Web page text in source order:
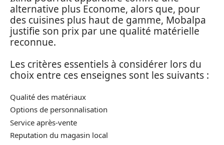
alternative plus Econome, alors que, pour
des cuisines plus haut de gamme, Mobalpa
justifie son prix par une qualité matérielle
reconnue.
Les critères essentiels à considérer lors du
choix entre ces enseignes sont les suivants :
Qualité des matériaux
Options de personnalisation
Service après-vente
Reputation du magasin local